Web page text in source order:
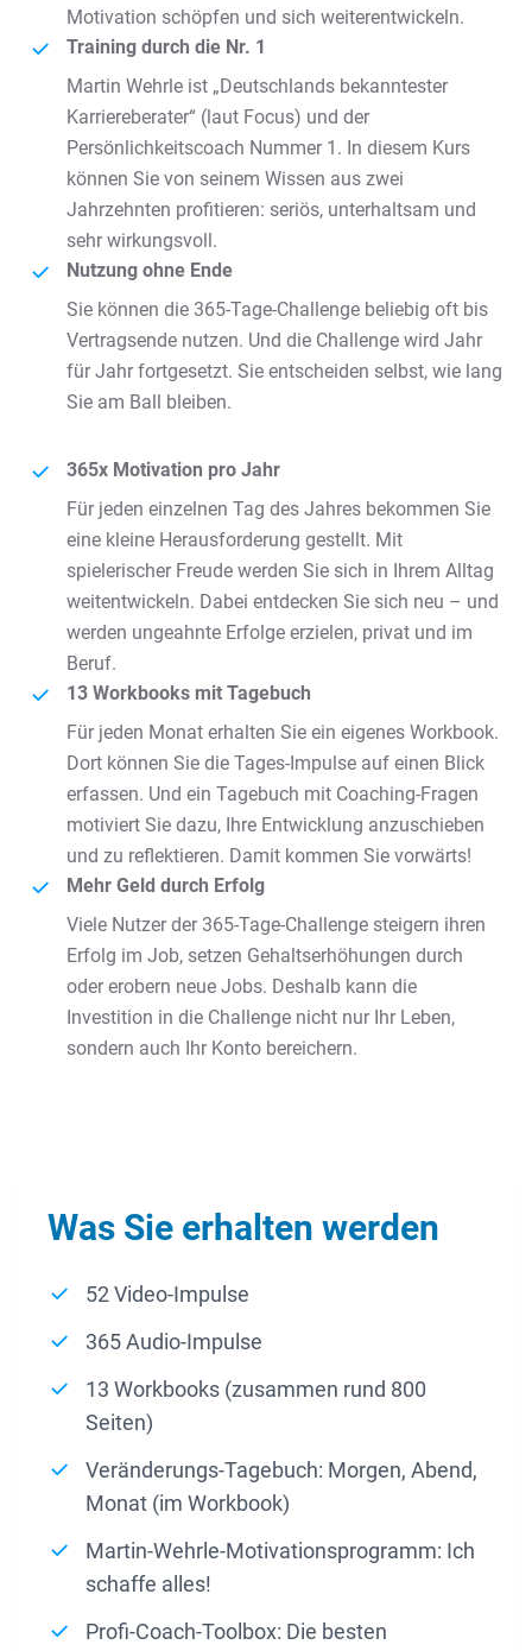
Motivation schöpfen und sich weiterentwickeln.
Training durch die Nr. 1
Martin Wehrle ist „Deutschlands bekanntester
Karriereberater“ (laut Focus) und der
Persönlichkeitscoach Nummer 1. In diesem Kurs
können Sie von seinem Wissen aus zwei
Jahrzehnten profitieren: seriös, unterhaltsam und
sehr wirkungsvoll.
Nutzung ohne Ende
Sie können die 365-Tage-Challenge beliebig oft bis
Vertragsende nutzen. Und die Challenge wird Jahr
für Jahr fortgesetzt. Sie entscheiden selbst, wie lang
Sie am Ball bleiben.
365x Motivation pro Jahr
Für jeden einzelnen Tag des Jahres bekommen Sie
eine kleine Herausforderung gestellt. Mit
spielerischer Freude werden Sie sich in Ihrem Alltag
weitentwickeln. Dabei entdecken Sie sich neu – und
werden ungeahnte Erfolge erzielen, privat und im
Beruf.
13 Workbooks mit Tagebuch
Für jeden Monat erhalten Sie ein eigenes Workbook.
Dort können Sie die Tages-Impulse auf einen Blick
erfassen. Und ein Tagebuch mit Coaching-Fragen
motiviert Sie dazu, Ihre Entwicklung anzuschieben
und zu reflektieren. Damit kommen Sie vorwärts!
Mehr Geld durch Erfolg
Viele Nutzer der 365-Tage-Challenge steigern ihren
Erfolg im Job, setzen Gehaltserhöhungen durch
oder erobern neue Jobs. Deshalb kann die
Investition in die Challenge nicht nur Ihr Leben,
sondern auch Ihr Konto bereichern.
Was Sie erhalten werden
52 Video-Impulse
365 Audio-Impulse
13 Workbooks (zusammen rund 800
Seiten)
Veränderungs-Tagebuch: Morgen, Abend,
Monat (im Workbook)
Martin-Wehrle-Motivationsprogramm: Ich
schaffe alles!
Profi-Coach-Toolbox: Die besten